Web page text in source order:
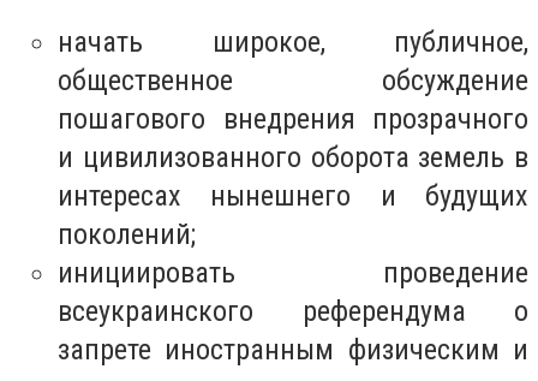
начать широкое, публичное,
общественное обсуждение
пошагового внедрения прозрачного
и цивилизованного оборота земель в
интересах нынешнего и будущих
поколений;
инициировать проведение
всеукраинского референдума о
запрете иностранным физическим и